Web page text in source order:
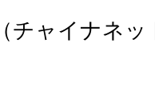
チャイナネ